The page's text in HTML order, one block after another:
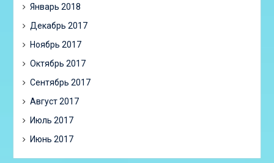
Январь 2018
Декабрь 2017
Ноябрь 2017
Октябрь 2017
Сентябрь 2017
Август 2017
Июль 2017
Июнь 2017